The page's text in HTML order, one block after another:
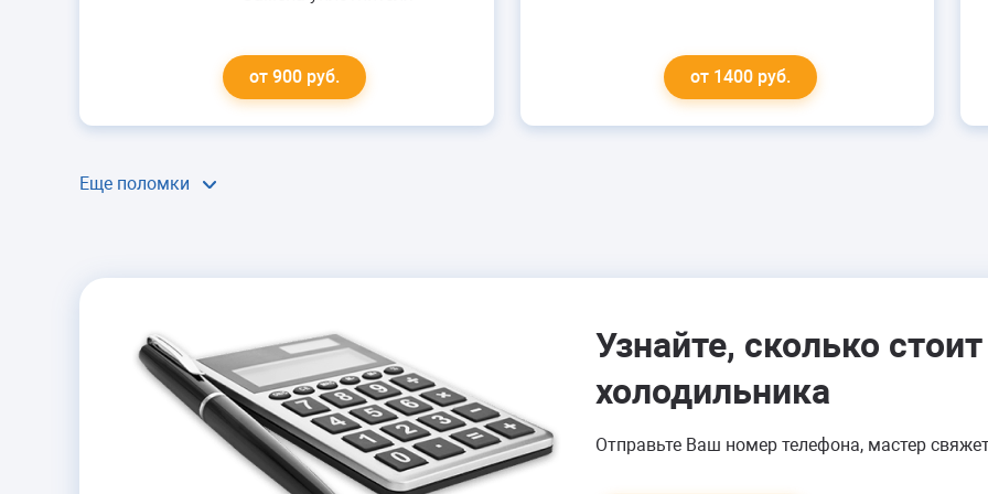
от 900 руб. от 1400 руб.
Регулировка трубок
капиллярной трубки
от 900 руб.
управления
Устранения засора
капиллярной трубки
от 1100 руб.
Еще поломки
Узнайте, сколько
холодильника
Отправьте Ваш номер телефона, мастер